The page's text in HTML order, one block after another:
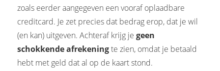
zoals eerder aangegeven een vooraf oplaadbare
creditcard. Je zet precies dat bedrag erop, dat je wil
(en kan) uitgeven. Achteraf krijg je geen
schokkende afrekeningte zien, omdat je betaald
hebt met geld dat al op de kaart stond.